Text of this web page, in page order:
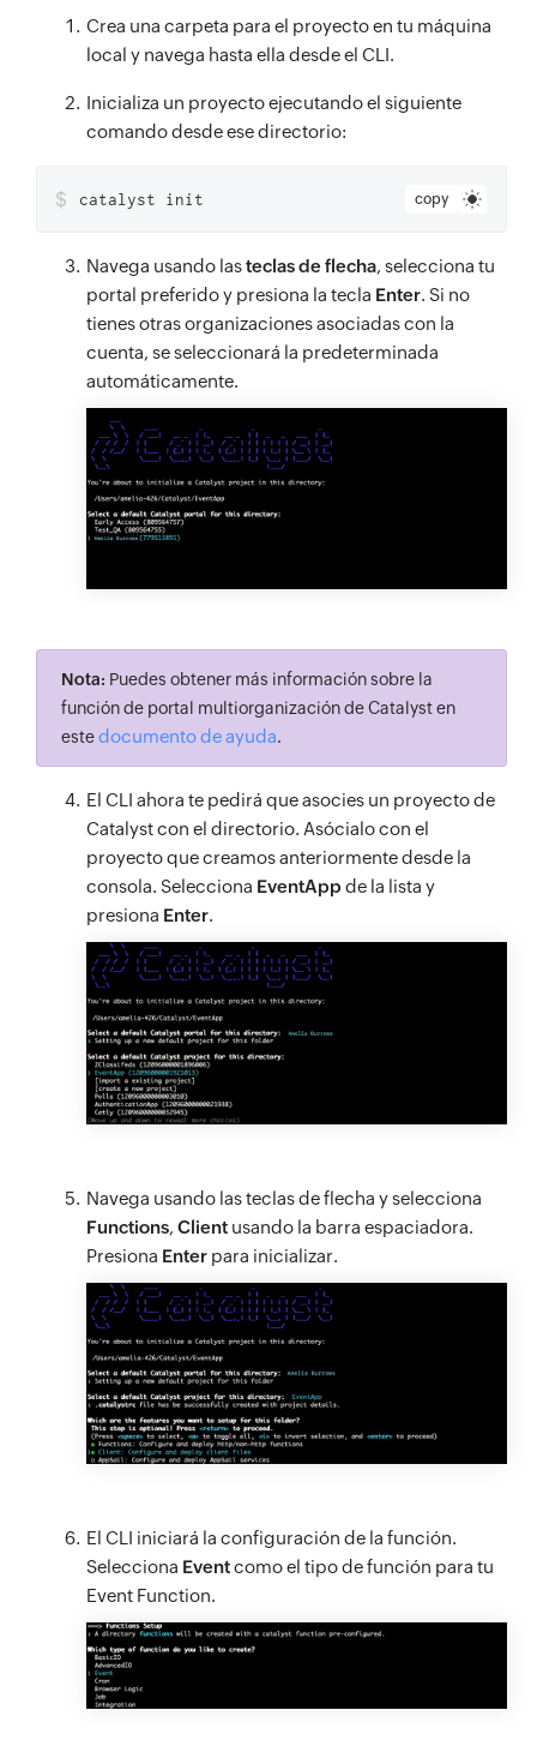
Crea una carpeta para el proyecto en tu máquina
local y navega hasta ella desde el CLI.
Inicializa un proyecto ejecutando el siguiente
comando desde ese directorio:
copy
$ catalyst init
Navega usando lasteclas de flecha, selecciona tu
portal preferido y presiona la tecla Enter. Si no
tienes otras organizaciones asociadas con la
cuenta, se seleccionará la predeterminada
automáticamente.
Nota: Puedes obtener más información sobre la
función de portal multiorganización de Catalyst en
estedocumento de ayuda.
El CLI ahora te pedirá que asocies un proyecto de
Catalyst con el directorio. Asócialo con el
proyecto que creamos anteriormente desde la
consola. Selecciona EventApp de la lista y
presiona Enter.
Navega usando las teclas de flecha y selecciona
Functions, Client usando la barra espaciadora.
Presiona Enter para inicializar.
El CLI iniciará la configuración de la función.
Selecciona Eventcomo el tipo de función para tu
Event Function.